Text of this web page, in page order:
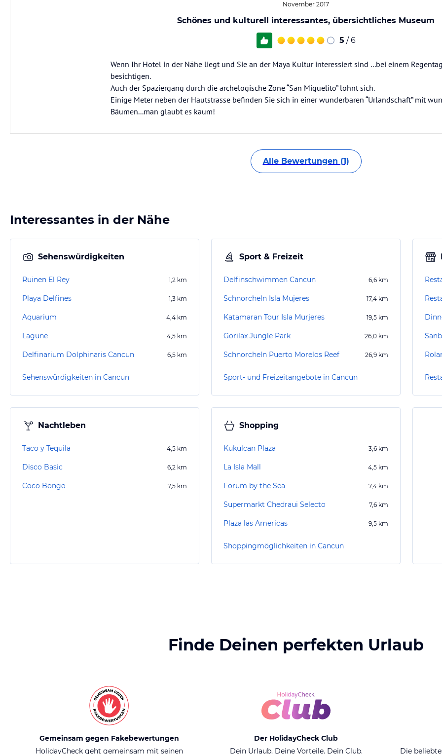
November 2017
Schönes und kulturell interessantes, übersichtliches Museum
5 / 6
Wenn Ihr Hotel in der Nähe liegt und Sie an der Maya Kultur interessiert sind ...bei einem
besichtigen.
Auch der Spaziergang durch die archelogische Zone “San Miguelito” lohnt sich.
Einige Meter neben der Hautstrasse befinden Sie sich in einer wunderbaren “Urlandschaft” mit
Bäumen...man glaubt es kaum!
Alle Bewertungen (1)
Interessantes in der Nähe
Sehenswürdigkeiten
Ruinen El Rey 1,2 km
Playa Delfines 1,3 km
Aquarium 4,4 km
Lagune 4,5 km
Delfinarium Dolphinaris Cancun 6,5 km
Sehenswürdigkeiten in Cancun
Sport & Freizeit
Delfinschwimmen Cancun 6,6 km
Schnorcheln Isla Mujeres 17,4 km
Katamaran Tour Isla Murjeres 19,5 km
Gorilax Jungle Park 26,0 km
Schnorcheln Puerto Morelos Reef 26,9 km
Sport- und Freizeitangebote in Cancun
Nachtleben
Taco y Tequila 4,5 km
Disco Basic 6,2 km
Coco Bongo 7,5 km
Shopping
Kukulcan Plaza 3,6 km
La Isla Mall 4,5 km
Forum by the Sea 7,4 km
Supermarkt Chedraui Selecto 7,6 km
Plaza las Americas 9,5 km
Shoppingmöglichkeiten in Cancun
Finde Deinen perfekten Urlaub
Gemeinsam gegen Fakebewertungen
HolidayCheck geht gemeinsam mit seinen
Der HolidayCheck Club
Dein Urlaub. Deine Vorteile. Dein Club.
Die